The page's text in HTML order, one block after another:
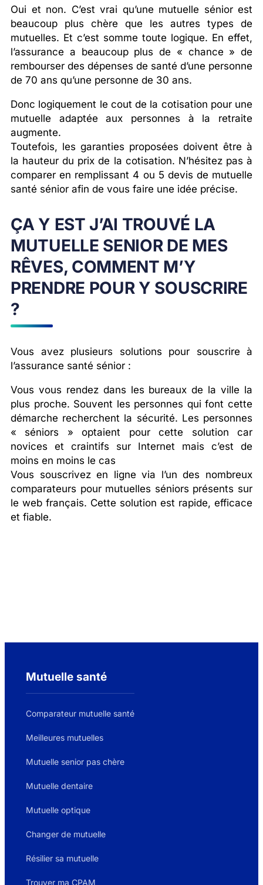
Oui et non. C’est vrai qu’une mutuelle sénior est
beaucoup plus chère que les autres types de
mutuelles. Et c’est somme toute logique. En effet,
l’assurance a beaucoup plus de « chance » de
rembourser des dépenses de santé d’une personne
de 70 ans qu’une personne de 30 ans.
Donc logiquement le cout de la cotisation pour une
mutuelle adaptée aux personnes à la retraite
augmente.
Toutefois, les garanties proposées doivent être à
la hauteur du prix de la cotisation. N’hésitez pas à
comparer en remplissant 4 ou 5 devis de mutuelle
santé sénior afin de vous faire une idée précise.
ÇA Y EST J’AI TROUVÉ LA
MUTUELLE SENIOR DE MES
RÊVES, COMMENT M’Y
PRENDRE POUR Y SOUSCRIRE
?
Vous avez plusieurs solutions pour souscrire à
l’assurance santé sénior :
Vous vous rendez dans les bureaux de la ville la
plus proche. Souvent les personnes qui font cette
démarche recherchent la sécurité. Les personnes
« séniors » optaient pour cette solution car
novices et craintifs sur Internet mais c’est de
moins en moins le cas
Vous souscrivez en ligne via l’un des nombreux
comparateurs pour mutuelles séniors présents sur
le web français. Cette solution est rapide, efficace
et fiable.
Mutuelle santé
Comparateur mutuelle santé
Meilleures mutuelles
Mutuelle senior pas chère
Mutuelle dentaire
Mutuelle optique
Changer de mutuelle
Résilier sa mutuelle
Trouver ma CPAM